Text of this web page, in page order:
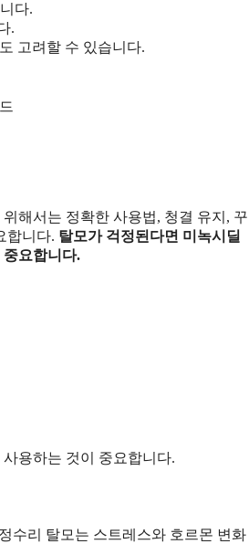
다.
.
고려할 수 있습니다.
해서는 정확한 사용법, 청결 유지, 꾸
합니다. 탈모가 걱정된다면 미녹시딜
요합니다.
용하는 것이 중요합니다.
수리 탈모는 스트레스와 호르몬 변화